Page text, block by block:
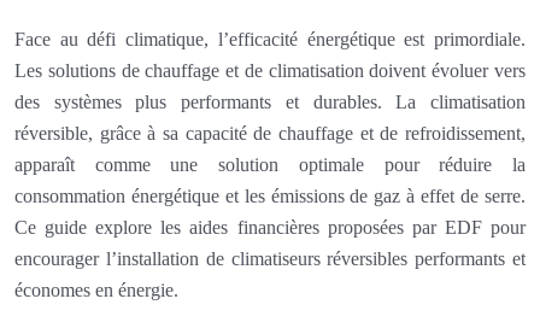
Face au défi climatique, l’efficacité énergétique est primordiale.
Les solutions de chauffage et de climatisation doivent évoluer vers
des systèmes plus performants et durables. La climatisation
réversible, grâce à sa capacité de chauffage et de refroidissement,
apparaît comme une solution optimale pour réduire la
consommation énergétique et les émissions de gaz à effet de serre.
Ce guide explore les aides financières proposées par EDF pour
encourager l’installation de climatiseurs réversibles performants et
économes en énergie.